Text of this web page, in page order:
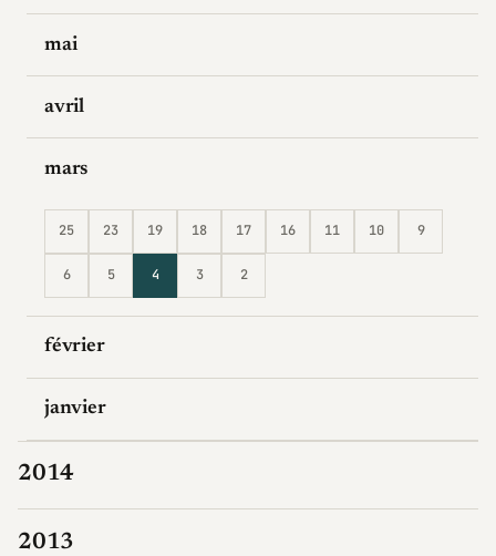
mai
avril
mars
25 23 19 18 17 16 11 10 9
6 5 4 3 2
février
janvier
2014
2013